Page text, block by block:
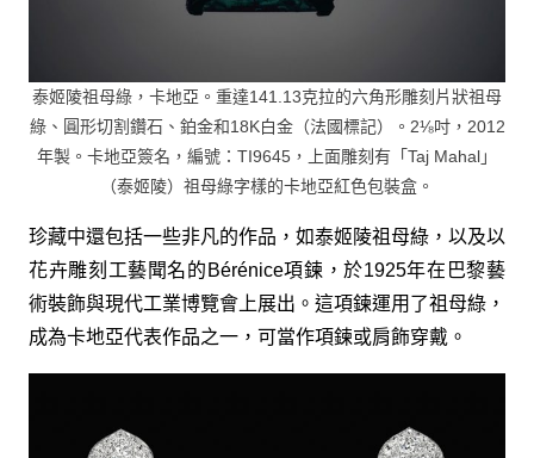
泰姬陵祖母綠，卡地亞。重達141.13克拉的六角形雕刻片狀祖母
綠、圓形切割鑽石、鉑金和18K白金（法國標記）。2⅛吋，2012
年製。卡地亞簽名，編號：TI9645，上面雕刻有「Taj Mahal」
（泰姬陵）祖母綠字樣的卡地亞紅色包裝盒。
珍藏中還包括一些非凡的作品，如泰姬陵祖母綠，以及以
花卉雕刻工藝聞名的Bérénice項鍊，於1925年在巴黎藝
術裝飾與現代工業博覽會上展出。這項鍊運用了祖母綠，
成為卡地亞代表作品之一，可當作項鍊或肩飾穿戴。